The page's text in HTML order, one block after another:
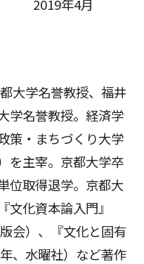
2019年4月
大学名誉教授、福井
学名誉教授。経済学
策・まちづくり大学
を主宰。京都大学卒
位取得退学。京都大
化資本論入門』
会）、『文化と固有
、水曜社）など著作